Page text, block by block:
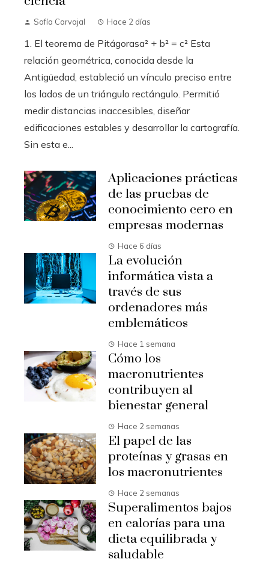
Sofía Carvajal Hace 2 días
1. El teorema de Pitágorasa² + b² = c² Esta
relación geométrica, conocida desde la
Antigüedad, estableció un vínculo preciso entre
los lados de un triángulo rectángulo. Permitió
medir distancias inaccesibles, diseñar
edificaciones estables y desarrollar la cartografía.
Sin esta e...
Aplicaciones prácticas
de las pruebas de
conocimiento cero en
empresas modernas
Hace 6 días
La evolución
informática vista a
través de sus
ordenadores más
emblemáticos
Hace 1 semana
Cómo los
macronutrientes
contribuyen al
bienestar general
Hace 2 semanas
El papel de las
proteínas y grasas en
los macronutrientes
Hace 2 semanas
Superalimentos bajos
en calorías para una
dieta equilibrada y
saludable